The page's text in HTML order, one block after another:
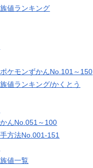
値ランキング
ケモンずかんNo.101～150
値ランキング/かくとう
んNo.051～100
方法No.001-151
値一覧